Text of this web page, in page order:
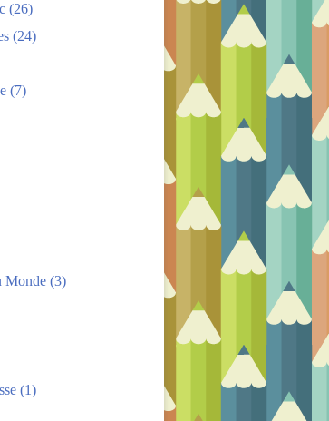
(26)
(24)
(7)
Monde (3)
(1)